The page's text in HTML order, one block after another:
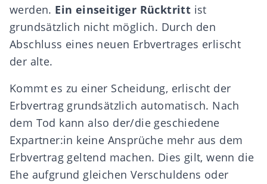
werden. Ein einseitiger Rücktritt ist
grundsätzlich nicht möglich. Durch den
Abschluss eines neuen Erbvertrages erlischt
der alte.
Kommt es zu einer Scheidung, erlischt der
Erbvertrag grundsätzlich automatisch. Nach
dem Tod kann also der/die geschiedene
Expartner:in keine Ansprüche mehr aus dem
Erbvertrag geltend machen. Dies gilt, wenn die
Ehe aufgrund gleichen Verschuldens oder